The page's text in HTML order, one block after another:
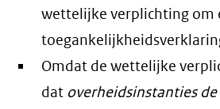
wettelijke verplichting om
Omdat de wettelijke
dat overheidsinstanties